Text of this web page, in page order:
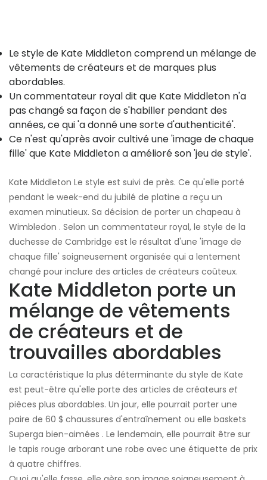
Le style de Kate Middleton comprend un mélange de
vêtements de créateurs et de marques plus
abordables.
Un commentateur royal dit que Kate Middleton n'a
pas changé sa façon de s'habiller pendant des
années, ce qui 'a donné une sorte d'authenticité'.
Ce n'est qu'après avoir cultivé une 'image de chaque
fille' que Kate Middleton a amélioré son 'jeu de style'.
Kate Middleton Le style est suivi de près. Ce qu'elle porté
pendant le week-end du jubilé de platine a reçu un
examen minutieux. Sa décision de porter un chapeau à
Wimbledon . Selon un commentateur royal, le style de la
duchesse de Cambridge est le résultat d'une 'image de
chaque fille' soigneusement organisée qui a lentement
changé pour inclure des articles de créateurs coûteux.
Kate Middleton porte un
mélange de vêtements
de créateurs et de
trouvailles abordables
La caractéristique la plus déterminante du style de Kate
est peut-être qu'elle porte des articles de créateurs et
pièces plus abordables. Un jour, elle pourrait porter une
paire de 60 $ chaussures d'entraînement ou elle baskets
Superga bien-aimées . Le lendemain, elle pourrait être sur
le tapis rouge arborant une robe avec une étiquette de prix
à quatre chiffres.